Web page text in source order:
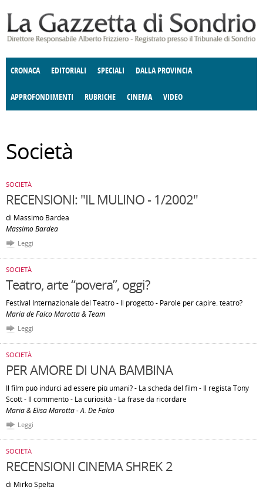
CRONACA EDITORIALI SPECIALI DALLA PROVINCIA
APPROFONDIMENTI
CULTURA E SPETTACOLI
RUBRICHE
DELLE IDEE FATTI DELLO SPIRITO
CINEMA VIDEO
Società
SOCIETÀ
RECENSIONI: "IL MULINO - 1/2002"
di Massimo Bardea
Massimo Bardea
Leggi
SOCIETÀ
Teatro, arte “povera”, oggi?
Festival Internazionale del Teatro - Il progetto - Parole per capire. teatro?
Maria de Falco Marotta & Team
Leggi
SOCIETÀ
PER AMORE DI UNA BAMBINA
Il film può indurci ad essere più umani? - La scheda del film - Il regista Tony
Scott - Il commento - La curiosità - La frase da ricordare
Maria & Elisa Marotta - A. De Falco
Leggi
SOCIETÀ
RECENSIONI CINEMA SHREK 2
di Mirko Spelta